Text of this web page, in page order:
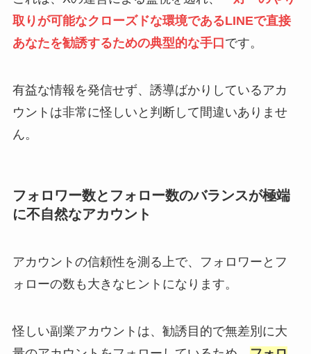
取りが可能なクローズドな環境であるLINEで直接
あなたを勧誘するための典型的な手口です。
有益な情報を発信せず、誘導ばかりしているアカ
ウントは非常に怪しいと判断して間違いありませ
ん。
フォロワー数とフォロー数のバランスが極端
に不自然なアカウント
アカウントの信頼性を測る上で、フォロワーとフ
ォローの数も大きなヒントになります。
怪しい副業アカウントは、勧誘目的で無差別に大